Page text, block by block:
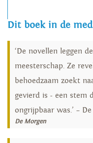
Dit boek in de
‘De novellen leggen
meesterschap. Ze
behoedzaam zoekt
gevierd is - een stem
ongrijpbaar was.’ –
De Morgen